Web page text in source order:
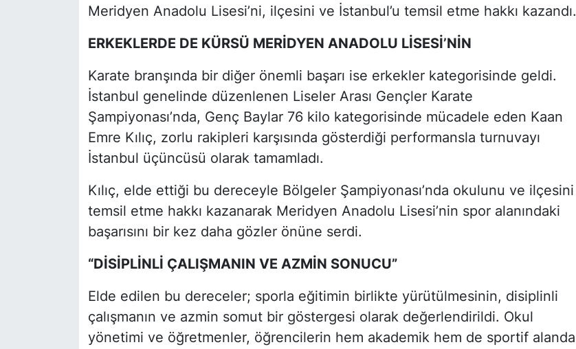
Meridyen Anadolu Lisesi’ni, ilçesini ve İstanbul’u temsil etme hakkı kazandı.
ERKEKLERDE DE KÜRSÜ MERİDYEN ANADOLU LİSESİ’NİN
Karate branşında bir diğer önemli başarı ise erkekler kategorisinde geldi.
İstanbul genelinde düzenlenen Liseler Arası Gençler Karate
Şampiyonası’nda, Genç Baylar 76 kilo kategorisinde mücadele eden Kaan
Emre Kılıç, zorlu rakipleri karşısında gösterdiği performansla turnuvayı
İstanbul üçüncüsü olarak tamamladı.
Kılıç, elde ettiği bu dereceyle Bölgeler Şampiyonası’nda okulunu ve ilçesini
temsil etme hakkı kazanarak Meridyen Anadolu Lisesi’nin spor alanındaki
başarısını bir kez daha gözler önüne serdi.
“DİSİPLİNLİ ÇALIŞMANIN VE AZMİN SONUCU”
Elde edilen bu dereceler; sporla eğitimin birlikte yürütülmesinin, disiplinli
çalışmanın ve azmin somut bir göstergesi olarak değerlendirildi. Okul
yönetimi ve öğretmenler, öğrencilerin hem akademik hem de sportif alanda